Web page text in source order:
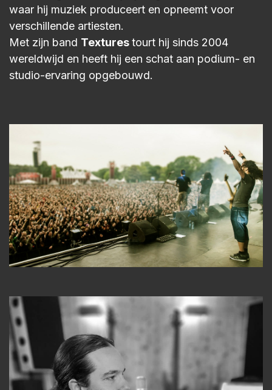
waar hij muziek produceert en opneemt voor
verschillende artiesten.
Met zijn band Texturestourt hij sinds 2004
wereldwijd en heeft hij een schat aan podium- en
studio-ervaring opgebouwd.